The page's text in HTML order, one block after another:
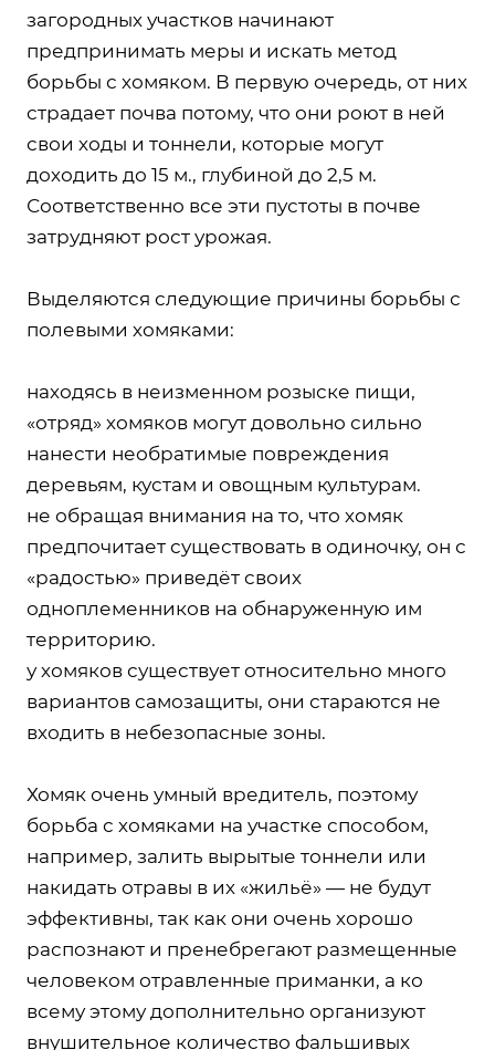
загородных участков начинают
предпринимать меры и искать метод
борьбы с хомяком. В первую очередь, от них
страдает почва потому, что они роют в ней
свои ходы и тоннели, которые могут
доходить до 15 м., глубиной до 2,5 м.
Соответственно все эти пустоты в почве
затрудняют рост урожая.
Выделяются следующие причины борьбы с
полевыми хомяками:
находясь в неизменном розыске пищи,
«отряд» хомяков могут довольно сильно
нанести необратимые повреждения
деревьям, кустам и овощным культурам.
не обращая внимания на то, что хомяк
предпочитает существовать в одиночку, он с
«радостью» приведёт своих
одноплеменников на обнаруженную им
территорию.
у хомяков существует относительно много
вариантов самозащиты, они стараются не
входить в небезопасные зоны.
Хомяк очень умный вредитель, поэтому
борьба с хомяками на участке способом,
например, залить вырытые тоннели или
накидать отравы в их «жильё» — не будут
эффективны, так как они очень хорошо
распознают и пренебрегают размещенные
человеком отравленные приманки, а ко
всему этому дополнительно организуют
внушительное количество фальшивых